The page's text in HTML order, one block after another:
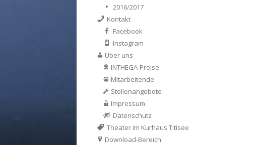
2016/2017
Kontakt
Facebook
Instagram
Über uns
INTHEGA-Preise
Mitarbeitende
Stellenangebote
Impressum
Datenschutz
Theater im Kurhaus Titisee
Download-Bereich